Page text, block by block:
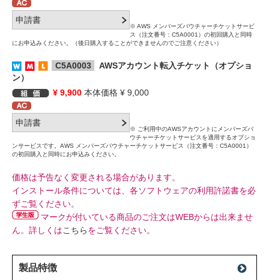
※ AWS メンバーズバウチャーチケットサービ
ス（注文番号：C5A0001）の初回購入と同時
にお申込みください。（後日購入することができませんのでご注意ください）
C5A0003
AWSアカウント転入チケット（オプショ
ン）
¥ 9,900 本体価格 ¥ 9,000
※ ご利⽤中のAWSアカウントにメンバーズバ
ウチャーチケットサービスを適⽤するオプショ
ンサービスです。AWS メンバーズバウチャーチケットサービス（注文番号：C5A0001）
の初回購入と同時にお申込みください。
価格は予告なく変更される場合があります。
インストール条件については、各ソフトウェアの利用許諾書を必
ずご覧ください。
マークが付いている商品のご注文はWEBからは出来ませ
ん。詳しくはこちらをご覧ください。
製品特徴